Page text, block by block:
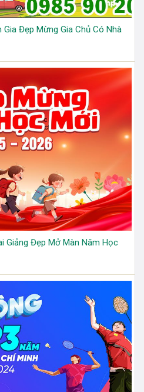
Đẹp Mừng Gia Chủ Có Nhà
Giảng Đẹp Mở Màn Năm Học